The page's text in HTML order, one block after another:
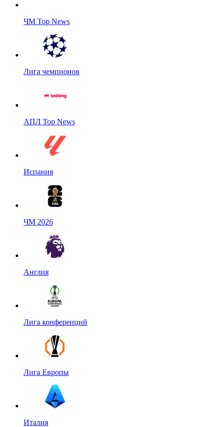
ЧМ Top News
Лига чемпионов
АПЛ Top News
Испания
ЧМ 2026
Англия
Лига конференций
Лига Европы
Италия